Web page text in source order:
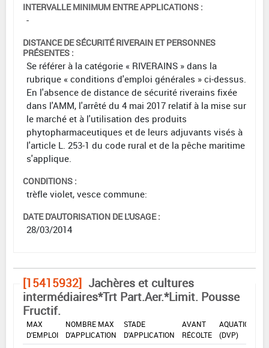
INTERVALLE MINIMUM ENTRE APPLICATIONS :
-
DISTANCE DE SÉCURITÉ RIVERAIN ET PERSONNES
PRÉSENTES :
Se référer à la catégorie « RIVERAINS » dans la
rubrique « conditions d'emploi générales » ci-dessus.
En l'absence de distance de sécurité riverains fixée
dans l'AMM, l'arrêté du 4 mai 2017 relatif à la mise sur
le marché et à l'utilisation des produits
phytopharmaceutiques et de leurs adjuvants visés à
l'article L. 253-1 du code rural et de la pêche maritime
s'applique.
CONDITIONS :
trèfle violet, vesce commune:
DATE D'AUTORISATION DE L'USAGE :
28/03/2014
[15415932] Jachères et cultures
intermédiaires*Trt Part.Aer.*Limit. Pousse
Fructif.
DOSE
MAX
D'EMPLOI
NOMBRE MAX
D'APPLICATION
STADE
D'APPLICATION
AVANT
RÉCOLTE
AQUATIQUE
(DVP)